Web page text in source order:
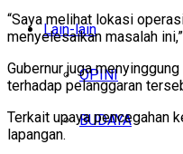
Lain-lain
OPINI
BUDAYA
“Saya melihat lokasi
menyelesaikan masalah
Gubernur juga
terhadap pelanggaran
Terkait upaya pencegahan
lapangan.